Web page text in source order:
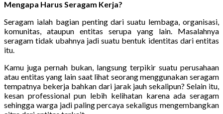
Mengapa Harus Seragam Kerja?
Seragam ialah bagian penting dari suatu lembaga, organisasi,
komunitas, ataupun entitas serupa yang lain. Masalahnya
seragam tidak ubahnya jadi suatu bentuk identitas dari entitas
itu.
Kamu juga pernah bukan, langsung terpikir suatu perusahaan
atau entitas yang lain saat lihat seorang menggunakan seragam
tempatnya bekerja bahkan dari jarak jauh sekalipun? Selain itu,
kesan professional pun lebih kelihatan karena ada seragam
sehingga warga jadi paling percaya sekaligus mengembangkan